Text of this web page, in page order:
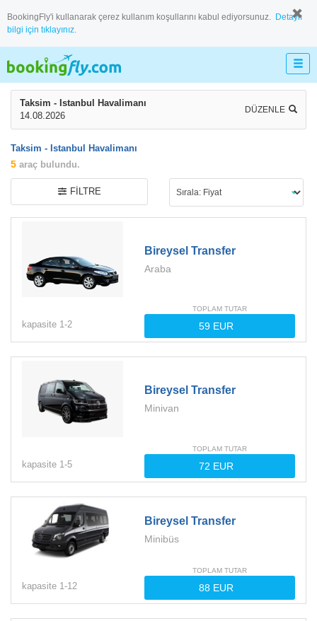
BookingFly'i kullanarak çerez kullanım koşullarını kabul ediyorsunuz. Detaylı
bilgi için tıklayınız.
Taksim - Istanbul Havalimanı
14.08.2026
DÜZENLE
Taksim - Istanbul Havalimanı
5 araç bulundu.
FILTRE
Bireysel Transfer
Araba
kapasite 1-2
TOPLAM TUTAR
Bireysel Transfer
Minivan
kapasite 1-5
TOPLAM TUTAR
Bireysel Transfer
Minibüs
kapasite 1-12
TOPLAM TUTAR